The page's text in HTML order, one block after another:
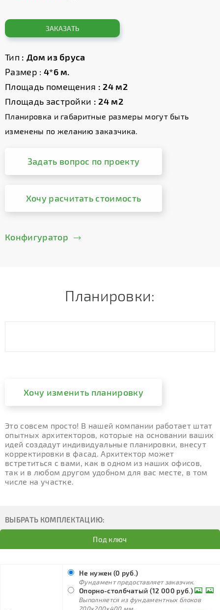
ЗАКАЗАТЬ
Тип : Дом из бруса
Размер : 4*6 м.
Площадь помещения : 24 м2
Площадь застройки : 24 м2
Планировка и габаритные размеры могут быть
изменены по желанию заказчика.
Задать вопрос по проекту
Хочу расчитать стоимость
Конфигуратор
Планировки:
Хочу изменить планировку
Это совсем просто! В нашей компании работает штат
опытных архитекторов, которые на основании ваших
идей создадут индивидуальные планировки, внесут
корректировки в фасад. Архитектор может
встретиться с вами, как в одном из наших офисов,
так и в любом другом удобном для вас месте, в том
числе на участке.
ВЫБРАТЬ КОМПЛЕКТАЦИЮ:
Под ключ
Не нужен (0 руб.)
Фундамент предоставляет заказчик.
Опорно-столбчатый (12 000 руб.)
Выполняется из фундаментных блоков